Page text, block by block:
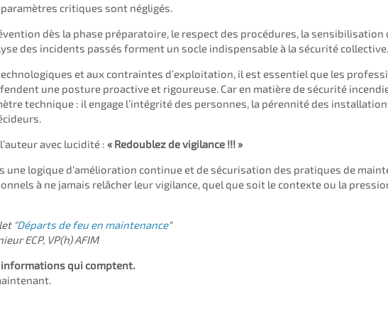
critiques sont négligés.
dès la phase préparatoire, le respect des procédures, la sensibilisation
des incidents passés forment un socle indispensable à la sécurité collective.
et aux contraintes d’exploitation, il est essentiel que les
une posture proactive et rigoureuse. Car en matière de sécurité
technique : il engage l’intégrité des personnes, la pérennité des
avec lucidité : « Redoublez de vigilance !!! »
une logique d’amélioration continue et de sécurisation des pratiques de
à ne jamais relâcher leur vigilance, quel que soit le contexte ou la
"Départs de feu en maintenance"
ECP, VP(h) AFIM
informations qui comptent.